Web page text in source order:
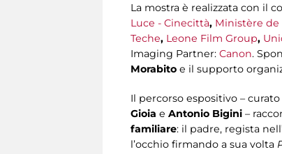
La mostra è realizzata con il
Luce - Cinecittà, Ministère de
Teche, Leone Film Group,
Imaging Partner: Canon.
Morabito e il supporto
Il percorso espositivo –
Gioia e Antonio Bigini –
familiare: il padre, regista
l’occhio firmando a sua volta